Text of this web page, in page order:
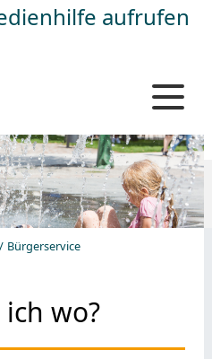
aufrufen
Bürgerservice
wo?